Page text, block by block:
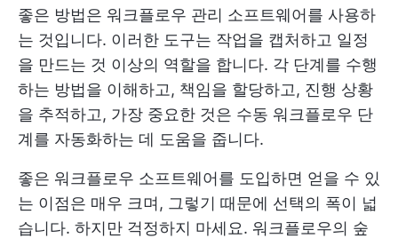
좋은 방법은 워크플로우 관리 소프트웨어를 사용하
는 것입니다. 이러한 도구는 작업을 캡처하고 일정
을 만드는 것 이상의 역할을 합니다. 각 단계를 수행
하는 방법을 이해하고, 책임을 할당하고, 진행 상황
을 추적하고, 가장 중요한 것은 수동 워크플로우 단
계를 자동화하는 데 도움을 줍니다.
좋은 워크플로우 소프트웨어를 도입하면 얻을 수 있
는 이점은 매우 크며, 그렇기 때문에 선택의 폭이 넓
습니다. 하지만 걱정하지 마세요. 워크플로우의 숲